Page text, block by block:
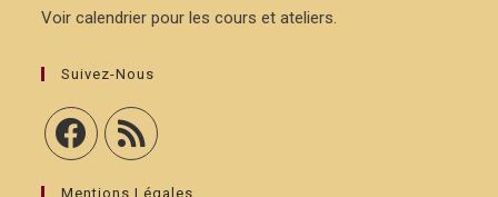
Voir calendrier pour les cours et ateliers.
Suivez-Nous
Mentions Légales